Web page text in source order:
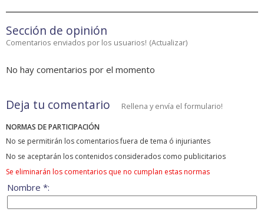
Sección de opinión
Comentarios enviados por los usuarios! (Actualizar)
No hay comentarios por el momento
Deja tu comentario Rellena y envía el formulario!
NORMAS DE PARTICIPACIÓN
No se permitirán los comentarios fuera de tema ó injuriantes
No se aceptarán los contenidos considerados como publicitarios
Se eliminarán los comentarios que no cumplan estas normas
Nombre *: